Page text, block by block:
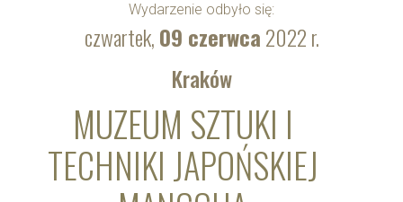
Wydarzenie odbyło się:
czwartek,09 czerwca2022 r.
Kraków
MUZEUM SZTUKI I
TECHNIKI JAPOŃSKIEJ